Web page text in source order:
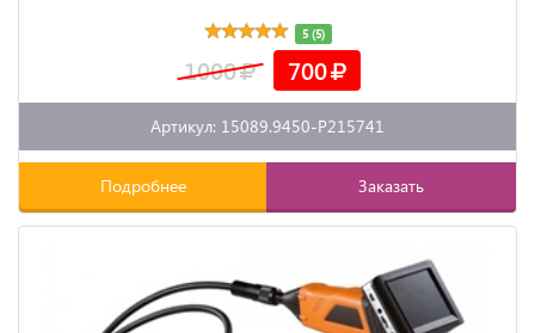
5 (5)
1000 700
Артикул: 15089.9450-P215741
Подробнее Заказать